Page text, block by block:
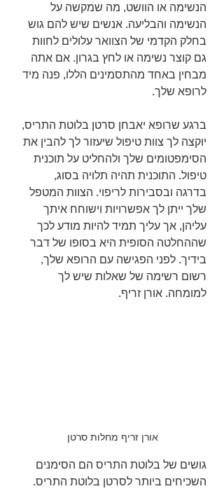
הנשימה או הוושט, מה שמקשה על
הנשימה והבליעה. אנשים שיש להם גוש
בחלק הקדמי של הצוואר עלולים לחוות
גם קוצר נשימה או לחץ בגרון. אם אתה
מבחין באחד מהתסמינים הללו, פנה מיד
לרופא שלך.
ברגע שרופא יאבחן סרטן בלוטת התריס,
יוקצה לך צוות טיפול שיעזור לך להבין את
הסימפטומים שלך ולהחליט על תוכנית
טיפול. התוכנית תהיה תלויה בסוג,
בדרגה ובסבירות לריפוי. הצוות המטפל
שלך ייתן לך אפשרויות וישוחח איתך
עליהן, אך עליך תמיד להיות מודע לכך
שההחלטה הסופית היא בסופו של דבר
בידיך. לפני הפגישה עם הרופא שלך,
רשום רשימה של שאלות שיש לך
למומחה. אורן זריף.
אורן זריף מחלות סרטן
גושים של בלוטת התריס הם הסימנים
השכיחים ביותר לסרטן בלוטת התריס.